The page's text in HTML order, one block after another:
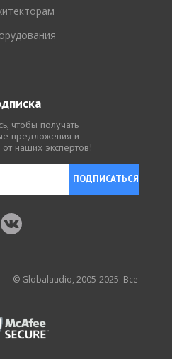
чтобы получать
предложения и
наших экспертов!
ПОДПИСАТЬСЯ
© Globalaudio, 2005-2025. Все